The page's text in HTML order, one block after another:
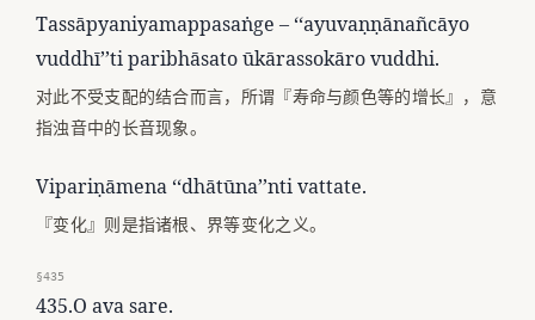
Tassāpyaniyamappasaṅge – ‘‘ayuvaṇṇānañcāyo
vuddhī’’ti paribhāsato ūkārassokāro vuddhi.
对此不受支配的结合而言，所谓『寿命与颜色等的增长』，意
指浊音中的长音现象。
Vipariṇāmena ‘‘dhātūna’’nti vattate.
『变化』则是指诸根、界等变化之义。
§435
435.O ava sare.